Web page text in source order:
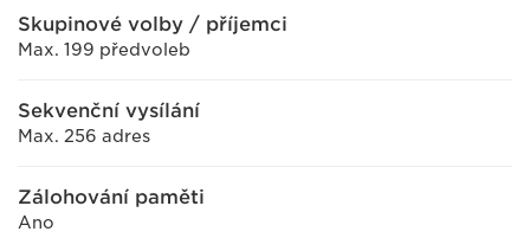
Skupinové volby / příjemci
Max. 199 předvoleb
Sekvenční vysílání
Max. 256 adres
Zálohování paměti
Ano